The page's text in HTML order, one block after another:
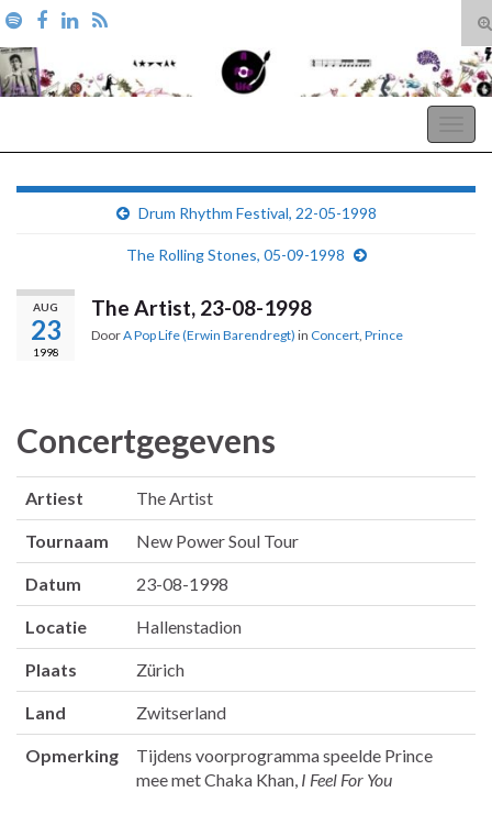
Search for:
Drum Rhythm Festival, 22-05-1998
The Rolling Stones, 05-09-1998
AUG
23
1998
The Artist, 23-08-1998
DoorA Pop Life (Erwin Barendregt) in Concert, Prince
Concertgegevens
Artiest The Artist
Tournaam New Power Soul Tour
Datum 23-08-1998
Locatie Hallenstadion
Plaats Zürich
Land Zwitserland
Opmerking
Tijdens voorprogramma speelde Prince
mee met Chaka Khan, I Feel For You